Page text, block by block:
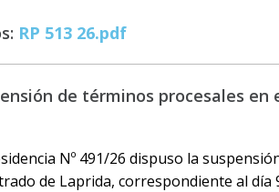
RP 513 26.pdf
de términos procesales en
Nº 491/26 dispuso la
de Laprida, correspondiente al